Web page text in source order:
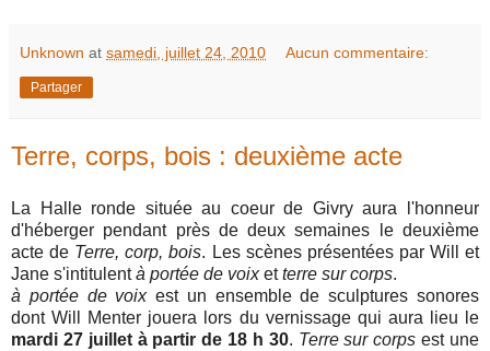
Unknown at samedi, juillet 24, 2010 Aucun commentaire:
Partager
Terre, corps, bois : deuxième acte
La Halle ronde située au coeur de Givry aura l'honneur
d'héberger pendant près de deux semaines le deuxième
acte de Terre, corp, bois. Les scènes présentées par Will et
Jane s'intitulentà portée de voixetterre sur corps.
à portée de voixest un ensemble de sculptures sonores
dont Will Menter jouera lors du vernissage qui aura lieu le
mardi 27 juillet à partir de 18 h 30. Terre sur corps est une